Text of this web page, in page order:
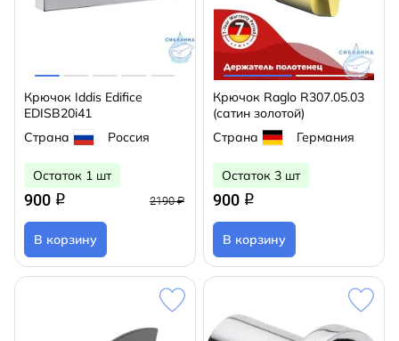
Крючок Iddis Edifice
EDISB20i41
Страна
Россия
Остаток 1 шт
900 q 2190 ₽
В корзину
Крючок Raglo R307.05.03
(сатин золотой)
Страна
Германия
Остаток 3 шт
900 q
В корзину